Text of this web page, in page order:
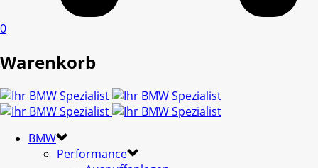
0
Warenkorb
BMW
Performance